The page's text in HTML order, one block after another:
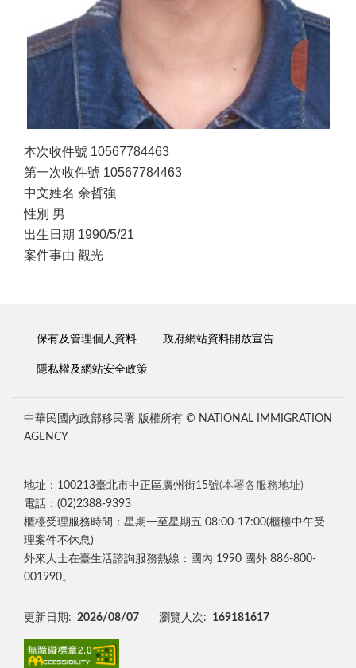
本次收件號 10567784463
第一次收件號 10567784463
中文姓名 余哲強
性別 男
出生日期 1990/5/21
案件事由 觀光
保有及管理個人資料 政府網站資料開放宣告
隱私權及網站安全政策
中華民國內政部移民署 版權所有 © NATIONAL IMMIGRATION
AGENCY
地址：100213臺北市中正區廣州街15號(本署各服務地址)
電話：(02)2388-9393
櫃檯受理服務時間：星期一至星期五 08:00-17:00(櫃檯中午受
理案件不休息)
外來人士在臺生活諮詢服務熱線：國內 1990 國外 886-800-
001990。
更新日期: 2026/08/07 瀏覽人次: 169181617